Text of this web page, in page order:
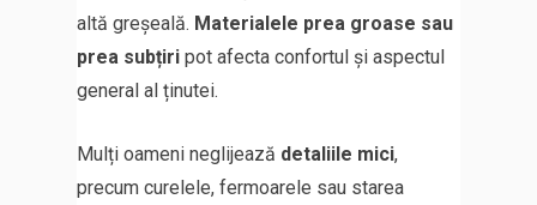
altă greșeală. Materialele prea groase sau
prea subțiri pot afecta confortul și aspectul
general al ținutei.
Mulți oameni neglijează detaliile mici,
precum curelele, fermoarele sau starea